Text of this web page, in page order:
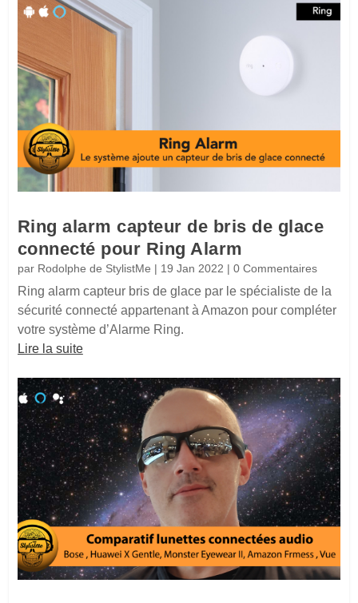
Ring alarm capteur de bris de glace
connecté pour Ring Alarm
par Rodolphe de StylistMe | 19 Jan 2022 | 0 Commentaires
Ring alarm capteur bris de glace par le spécialiste de la
sécurité connecté appartenant à Amazon pour compléter
votre système d’Alarme Ring.
Lire la suite